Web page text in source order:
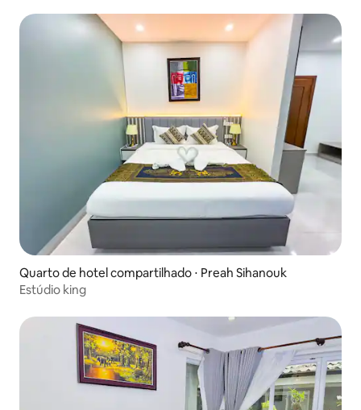
Lavanderia Quarto com 2 Camas de Solteiro
Quarto de hotel compartilhado ⋅ Preah Sihanouk
Estúdio king